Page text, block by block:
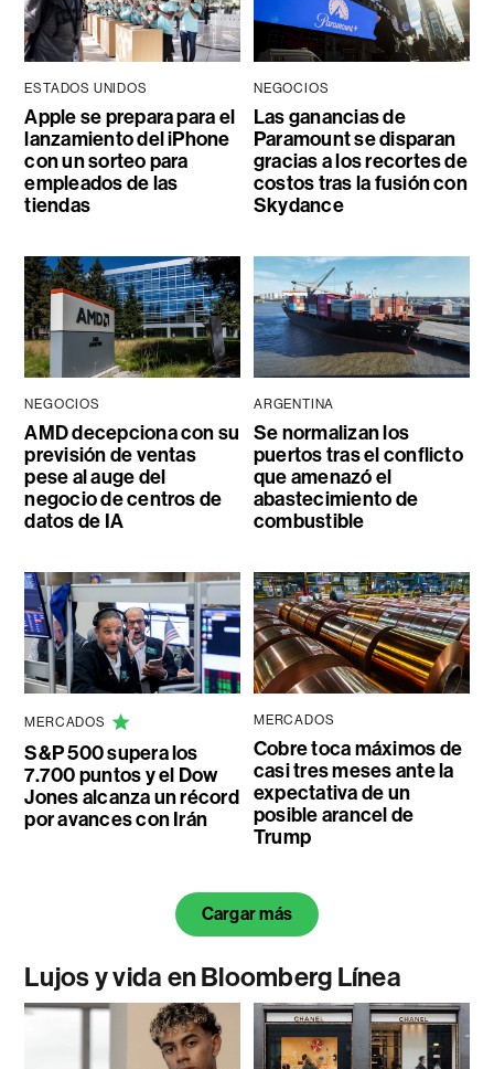
ESTADOS UNIDOS
Apple se prepara para el
lanzamiento del iPhone
con un sorteo para
empleados de las
tiendas
NEGOCIOS
Las ganancias de
Paramount se disparan
gracias a los recortes de
costos tras la fusión con
Skydance
NEGOCIOS
AMD decepciona con su
previsión de ventas
pese al auge del
negocio de centros de
datos de IA
ARGENTINA
Se normalizan los
puertos tras el conflicto
que amenazó el
abastecimiento de
combustible
MERCADOS
S&P 500 supera los
7.700 puntos y el Dow
Jones alcanza un récord
por avances con Irán
MERCADOS
Cobre toca máximos de
casi tres meses ante la
expectativa de un
posible arancel de
Trump
Cargar más
Lujos y vida en Bloomberg Línea